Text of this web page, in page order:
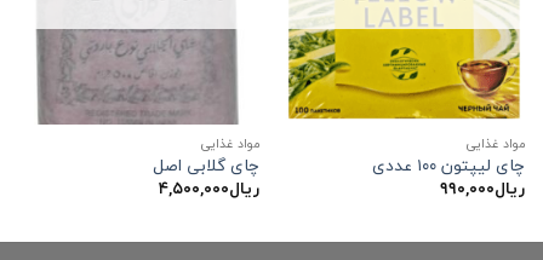
مواد غذایی
چای لیپتون ۱۰۰ عددی
ریال۹۹۰,۰۰۰
مواد غذایی
چای گلابی اصل
ریال۴,۵۰۰,۰۰۰